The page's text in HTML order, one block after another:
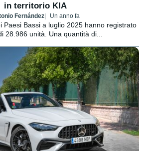
in territorio KIA
Fernández Un anno fa
Paesi Bassi a luglio 2025 hanno registrato
28.986 unità. Una quantità di...